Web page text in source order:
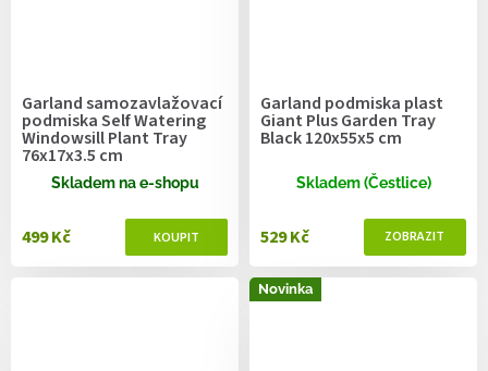
Garland samozavlažovací
podmiska Self Watering
Windowsill Plant Tray
76x17x3.5 cm
Skladem na e-shopu
499 Kč
Garland podmiska plast
Giant Plus Garden Tray
Black 120x55x5 cm
Skladem (Čestlice)
529 Kč
Novinka